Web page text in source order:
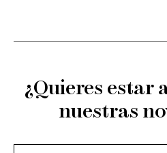
¿Quieres estar
nuestras